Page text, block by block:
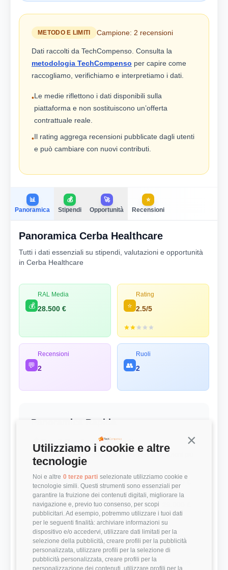
Continua
Utilizziamo i cookie e altre
tecnologie
Noi e altre 0 terze parti selezionate utilizziamo cookie e
tecnologie simili. Questi strumenti sono essenziali per
garantire la fruizione dei contenuti digitali, migliorare la
navigazione e, previo tuo consenso, per scopi
pubblicitari. Ad esempio, potremmo utilizzare i tuoi dati
per le seguenti finalità: archiviare informazioni su
dispositivo e/o accedervi, utilizzare dati limitati per la
selezione della pubblicità, creare profili per la pubblicità
personalizzata, utilizzare profili per la selezione di
pubblicità personalizzata, creare profili per la
personalizzazione dei contenuti, utilizzare profili per la
METODO E LIMITI Campione: 2 recensioni
Dati raccolti da TechCompenso. Consulta la
metodologia TechCompenso per capire come
raccogliamo, verifichiamo e interpretiamo i dati.
•Le medie riflettono i dati disponibili sulla
piattaforma e non sostituiscono un’offerta
contrattuale reale.
•Il rating aggrega recensioni pubblicate dagli utenti
e può cambiare con nuovi contributi.
📊
Panoramica
💰
Stipendi
🚀
Opportunità
⭐
Recensioni
Panoramica Cerba Healthcare
Tutti i dati essenziali su stipendi, valutazioni e opportunità
in Cerba Healthcare
💰
RAL Media
28.500 € ⭐
Rating
2.5/5
💬
Recensioni
2 👥
Ruoli
2
Panoramica Rapida
💰 Top 3 Ruoli per Stipendio
remunerate
Analyst 28.000 €
IT Business Analyst
⭐ Valutazioni
Punteggi medi basati sulle recensioni della community
Modernità Stack Tecnologico